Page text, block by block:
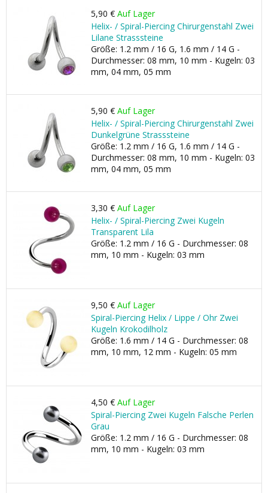
5,90 € Auf Lager
Helix- / Spiral-Piercing Chirurgenstahl Zwei
Lilane Strasssteine
Größe: 1.2 mm / 16 G, 1.6 mm / 14 G -
Durchmesser: 08 mm, 10 mm - Kugeln: 03
mm, 04 mm, 05 mm
5,90 € Auf Lager
Helix- / Spiral-Piercing Chirurgenstahl Zwei
Dunkelgrüne Strasssteine
Größe: 1.2 mm / 16 G, 1.6 mm / 14 G -
Durchmesser: 08 mm, 10 mm - Kugeln: 03
mm, 04 mm, 05 mm
3,30 € Auf Lager
Helix- / Spiral-Piercing Zwei Kugeln
Transparent Lila
Größe: 1.2 mm / 16 G - Durchmesser: 08
mm, 10 mm - Kugeln: 03 mm
9,50 € Auf Lager
Spiral-Piercing Helix / Lippe / Ohr Zwei
Kugeln Krokodilholz
Größe: 1.6 mm / 14 G - Durchmesser: 08
mm, 10 mm, 12 mm - Kugeln: 05 mm
4,50 € Auf Lager
Spiral-Piercing Zwei Kugeln Falsche Perlen
Grau
Größe: 1.2 mm / 16 G - Durchmesser: 08
mm, 10 mm - Kugeln: 03 mm